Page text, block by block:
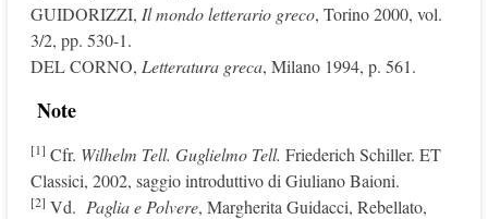
GUIDORIZZI, Il mondo letterario greco, Torino 2000, vol.
3/2, pp. 530-1.
DEL CORNO, Letteratura greca, Milano 1994, p. 561.
Note
[1] Cfr. Wilhelm Tell. Guglielmo Tell. Friederich Schiller. ET
Classici, 2002, saggio introduttivo di Giuliano Baioni.
[2] Vd. Paglia e Polvere, Margherita Guidacci, Rebellato,